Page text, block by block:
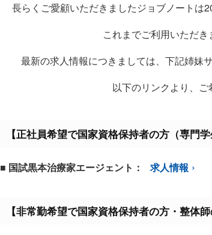
長らくご愛顧いただきましたジョブノートは
これまでご利用いただき
最新の求人情報につきましては、下記姉妹
以下のリンクより、ご
【正社員希望で国家資格保持者の方（専門学
■ 国試黒本治療家エージェント： 求人情報
【非常勤希望で国家資格保持者の方・整体師